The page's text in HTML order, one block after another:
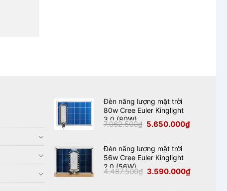
Đèn năng lượng mặt trời
80w Cree Euler Kinglight
3.0 (80W)
7.062.500₫ Giá
gốc
5.650.000₫Giá
Đèn năng lượng mặt trời
56w Cree Euler Kinglight
2.0 (56W)
4.487.500₫ Giá
gốc
3.590.000₫Giá